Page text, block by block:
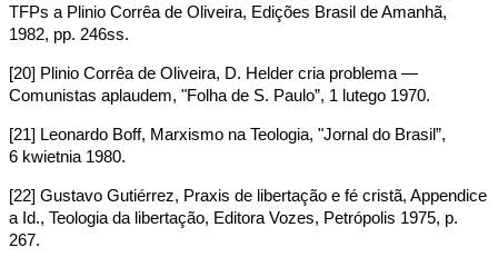
TFPs a Plinio Corrêa de Oliveira, Edições Brasil de Amanhã,
1982, pp. 246ss.
[20] Plinio Corrêa de Oliveira, D. Helder cria problema —
Comunistas aplaudem, "Folha de S. Paulo”, 1 lutego 1970.
[21] Leonardo Boff, Marxismo na Teologia, "Jornal do Brasil”,
6 kwietnia 1980.
[22] Gustavo Gutiérrez, Praxis de libertação e fé cristã, Appendice
a Id., Teologia da libertação, Editora Vozes, Petrópolis 1975, p.
267.